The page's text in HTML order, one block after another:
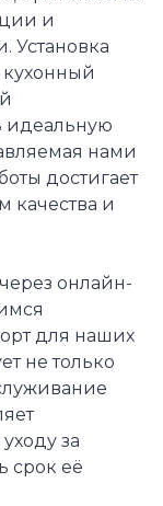
и
Установка
кухонный
идеальную
нами
достигает
качества и
онлайн-
для наших
не только
за
срок её